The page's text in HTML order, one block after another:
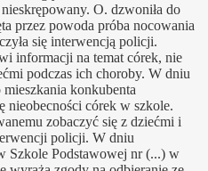
O. dzwoniła do
przez powoda próba nocowania
się interwencją policji.
informacji na temat córek, nie
podczas ich choroby. W dniu
konkubenta
nieobecności córek w szkole.
zobaczyć się z dziećmi i
policji. W dniu
Szkole Podstawowej nr (...) w